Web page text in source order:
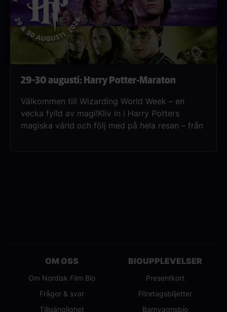
möte.
29-30 augusti: Harry Potter-Maraton
Välkommen till Wizarding World Week – en
vecka fylld av magi!Kliv in i Harry Potters
magiska värld och följ med på hela resan – från
OM OSS
Om Nordisk Film Bio
Frågor & svar
Tillgänglighet
BIOUPPLEVELSER
Presentkort
Företagsbiljetter
Barnvagnsbio